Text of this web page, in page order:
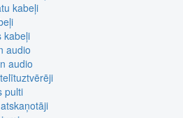
kabeļi
kabeļi
audio
audio
pulti